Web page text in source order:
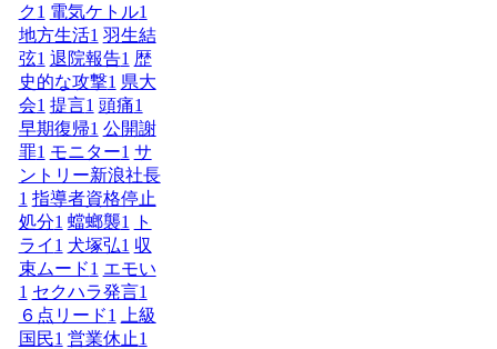
ク1 電気ケトル1
地方生活1 羽生結
弦1 退院報告1 歴
史的な攻撃1 県大
会1 提言1 頭痛1
早期復帰1 公開謝
罪1 モニター1 サ
ントリー新浪社長
1 指導者資格停止
処分1 蟷螂襲1
ト
ライ 1 犬塚弘1 収
束ムード1 エモい
1 セクハラ発言1
６点リード1
上級
国民1 営業休止1